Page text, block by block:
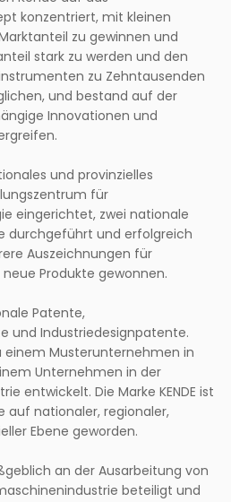
konzentriert, mit kleinen
zu gewinnen und
stark zu werden und den
zu Zehntausenden
und bestand auf der
Innovationen und
und provinzielles
für
eingerichtet, zwei nationale
durchgeführt und erfolgreich
Auszeichnungen für
Produkte gewonnen.
Patente,
und Industriedesignpatente.
einem Musterunternehmen in
Unternehmen in der
entwickelt. Die Marke KENDE ist
auf nationaler, regionaler,
Ebene geworden.
an der Ausarbeitung von
beteiligt und